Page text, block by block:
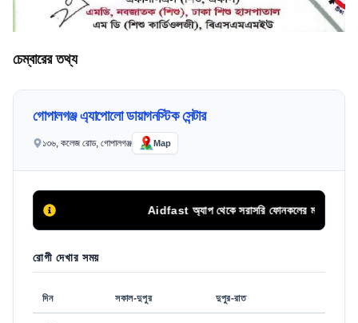
চেম্বারের তথ্য
গোপালগঞ্জ এ্যাপোলো ডায়াগনস্টিক সেন্টার
১৩৬, কলেজ রোড, গোপালগঞ্জ Map
Aidfast অ্যাপ থেকে সরাসরি ফোনকলের মাধ্যমে অথবা
রোগী দেখার সময়
দিন সকাল-দুপুর দুপুর-রাত